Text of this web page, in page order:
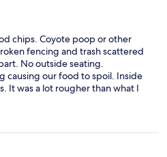
chips. Coyote poop or other
fencing and trash scattered
No outside seating.
causing our food to spoil. Inside
It was a lot rougher than what I
with a Roku box that had very